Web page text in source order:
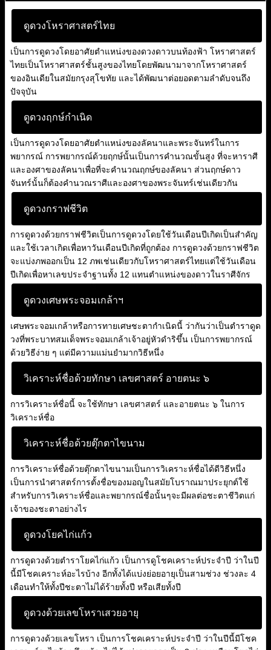
ดูดวงโหราศาสตร์ไทย
เป็นการดูดวงโดยอาศัยตำแหน่งของดวงดาวบนท้องฟ้า โหราศาสตร์
ไทยเป็นโหราศาสตร์ชั้นสูงของไทยโดยพัฒนามาจากโหราศาสตร์
ของอินเดียในสมัยกรุงสุโขทัย และได้พัฒนาต่อยอดตามลำดับจนถึง
ปัจจุบัน
ดูดวงฤกษ์กำเนิด
เป็นการดูดวงโดยอาศัยตำแหน่งของลัคนาและพระจันทร์ในการ
พยากรณ์ การพยากรณ์ด้วยฤกษ์นั้นเป็นการคำนวณขั้นสูง ที่จะหาราศี
และองศาของลัคนาเพื่อที่จะคำนวณฤกษ์ของลัคนา ส่วนฤกษ์ดาว
จันทร์นั้นก็ต้องคำนวณราศีและองศาของพระจันทร์เช่นเดียวกัน
ดูดวงกราฟชีวิต
การดูดวงด้วยกราฟชีวิตเป็นการดูดวงโดยใช้วันเดือนปีเกิดเป็นสำคัญ
และใช้เวลาเกิดเพื่อหาวันเดือนปีเกิดที่ถูกต้อง การดูดวงด้วยกราฟชีวิต
จะแบ่งภพออกเป็น 12 ภพเช่นเดียวกับโหราศาสตร์ไทยแต่ใช้วันเดือน
ปีเกิดเพื่อหาเลขประจำฐานทั้ง 12 แทนตำแหน่งของดาวในราศีจักร
ดูดวงเศษพระจอมเกล้าฯ
เศษพระจอมเกล้าหรือการทายเศษชะตากำเนิดนี้ ว่ากันว่าเป็นตำราดูด
วงที่พระบาทสมเด็จพระจอมเกล้าเจ้าอยู่หัวดำริขึ้น เป็นการพยากรณ์
ด้วยวิธีง่าย ๆ แต่มีความแม่นยำมากวิธีหนึ่ง
วิเคราะห์ชื่อด้วยทักษา เลขศาสตร์ อายตนะ ๖
การวิเคราะห์ชื่อนี้ จะใช้ทักษา เลขศาสตร์ และอายตนะ ๖ ในการ
วิเคราะห์ชื่อ
วิเคราะห์ชื่อด้วยตุ๊กตาไขนาม
การวิเคราะห์ชื่อด้วยตุ๊กตาไขนามเป็นการวิเคราะห์ชื่อได้ดีวิธีหนึ่ง
เป็นการนำศาสตร์การตั้งชื่อของมอญในสมัยโบราณมาประยุกต์ใช้
สำหรับการวิเคราะห์ชื่อและพยากรณ์ชื่อนั้นๆจะมีผลต่อชะตาชีวิตแก่
เจ้าของชะตาอย่างไร
ดูดวงโยคไก่แก้ว
การดูดวงด้วยตำราโยคไก่แก้ว เป็นการดูโชคเคราะห์ประจำปี ว่าในปี
นี้มีโชคเคราะห์อะไรบ้าง อีกทั้งได้แบ่งย่อยอายุเป็นสามช่วง ช่วงละ 4
เดือนทำให้ทั้งปีชะตาไม่ได้ร้ายทั้งปี หรือเสียทั้งปี
ดูดวงด้วยเลขโหราเสวยอายุ
การดูดวงด้วยเลขโหรา เป็นการโชคเคราะห์ประจำปี ว่าในปีนี้มีโชค